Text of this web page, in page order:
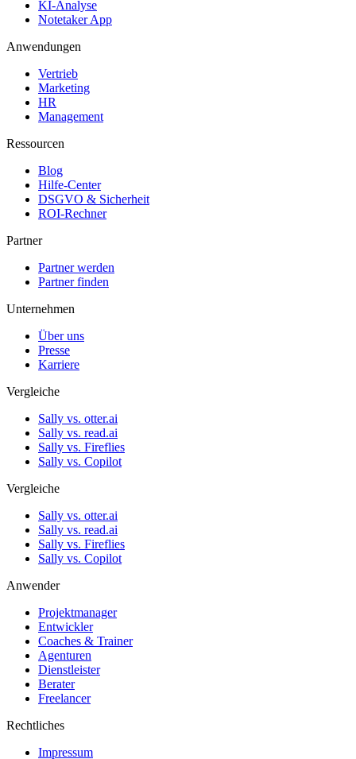
KI-Analyse
Notetaker App
Anwendungen
Vertrieb
Marketing
HR
Management
Ressourcen
Blog
Hilfe-Center
DSGVO & Sicherheit
ROI-Rechner
Partner
Partner werden
Partner finden
Unternehmen
Über uns
Presse
Karriere
Vergleiche
Sally vs. otter.ai
Sally vs. read.ai
Sally vs. Fireflies
Sally vs. Copilot
Vergleiche
Sally vs. otter.ai
Sally vs. read.ai
Sally vs. Fireflies
Sally vs. Copilot
Anwender
Projektmanager
Entwickler
Coaches & Trainer
Agenturen
Dienstleister
Berater
Freelancer
Rechtliches
Impressum